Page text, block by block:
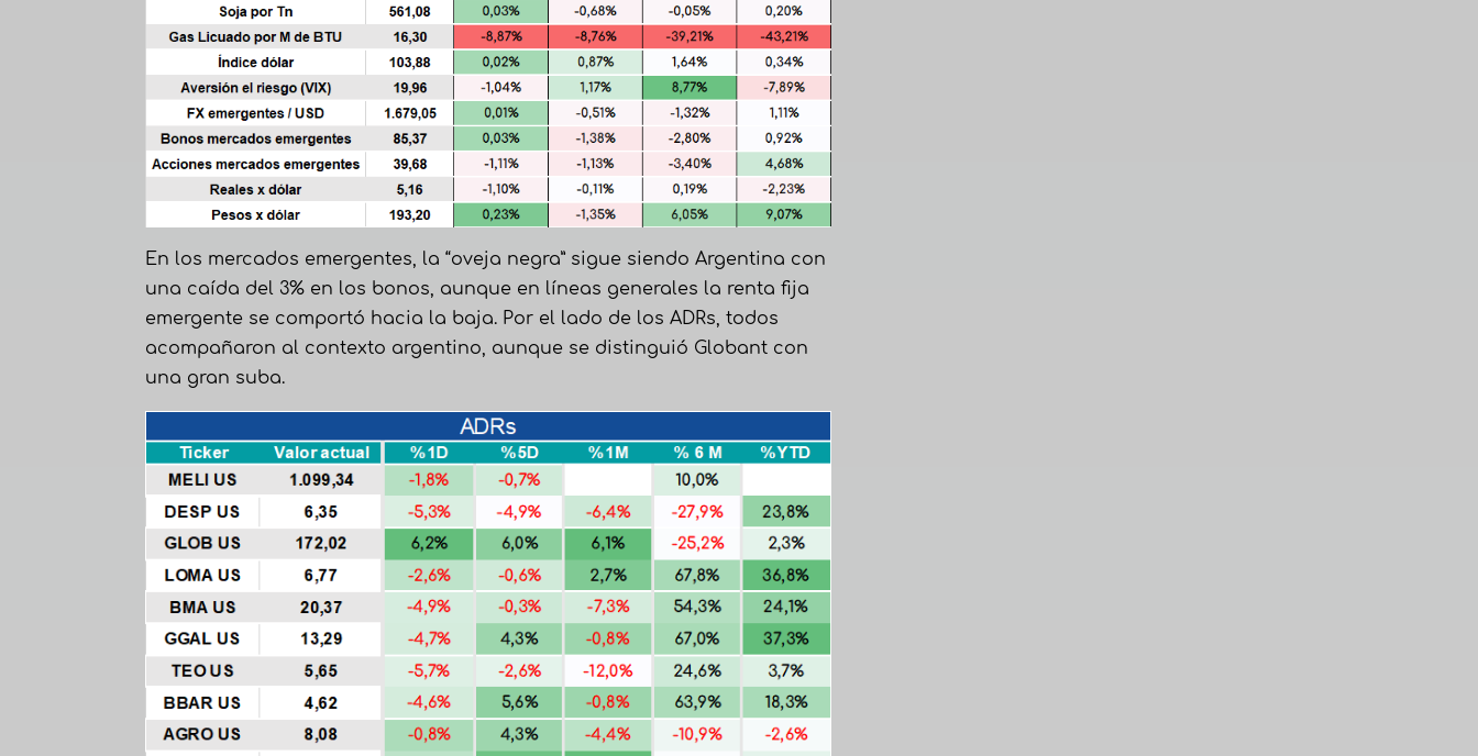
En los mercados emergentes, la “oveja negra” sigue siendo Argentina con
una caída del 3% en los bonos, aunque en líneas generales la renta fija
emergente se comportó hacia la baja. Por el lado de los ADRs, todos
acompañaron al contexto argentino, aunque se distinguió Globant con
una gran suba.